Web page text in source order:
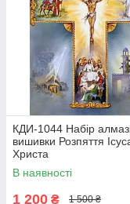
КДИ-1044 Набір
вишивки Розпяття
Христа
В наявності
1 200 ₴ 1 500 ₴